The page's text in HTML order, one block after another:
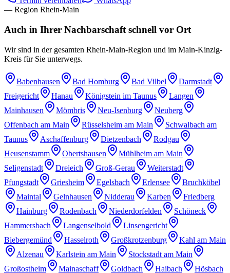
— Region Rhein-Main
Auch in Ihrer Nachbarschaft schnell vor Ort
Wir sind in der gesamten Rhein-Main-Region und im Main-Kinzig-
Kreis für Sie unterwegs.
Babenhausen Bad Homburg Bad Vilbel
Darmstadt
Freigericht
Hanau Königstein im Taunus
Langen
Mainhausen
Mömbris Neu-Isenburg
Neuberg
Offenbach am Main
Rüsselsheim am Main
Schwalbach am
Taunus
Aschaffenburg Dietzenbach
Rodgau
Heusenstamm
Obertshausen
Mühlheim am Main
Seligenstadt
Dreieich Groß-Gerau
Weiterstadt
Pfungstadt
Griesheim Egelsbach Erlensee
Bruchköbel
Maintal
Gelnhausen Nidderau Karben
Friedberg
Hainburg
Rodenbach Niederdorfelden
Schöneck
Hammersbach
Langenselbold
Linsengericht
Biebergemünd
Hasselroth Großkrotzenburg
Kahl am Main
Alzenau
Karlstein am Main
Stockstadt am Main
Großostheim
Mainaschaff Goldbach Haibach Hösbach